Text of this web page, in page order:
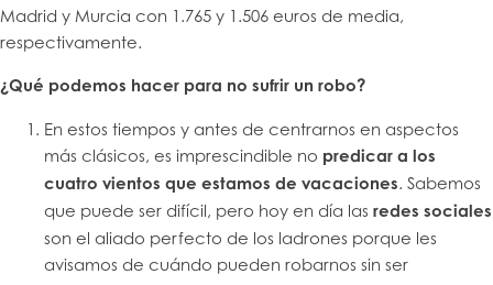
Madrid y Murcia con 1.765 y 1.506 euros de media,
respectivamente.
¿Qué podemos hacer para no sufrir un robo?
En estos tiempos y antes de centrarnos en aspectos
más clásicos, es imprescindible no predicar a los
cuatro vientos que estamos de vacaciones. Sabemos
que puede ser difícil, pero hoy en día las redes sociales
son el aliado perfecto de los ladrones porque les
avisamos de cuándo pueden robarnos sin ser